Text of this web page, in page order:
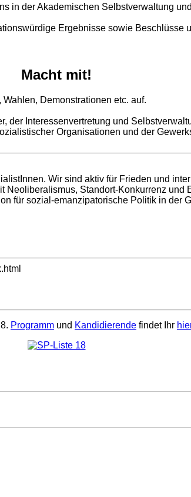
in der Akademischen Selbstverwaltung
Ergebnisse sowie
Macht mit!
Demonstrationen etc. auf.
Interessenvertretung und
Organisationen und der
Wir sind aktiv für Frieden und
Standort-Konkurrenz
für sozial-emanzipatorische Politik in der
Programm und Kandidierende findet Ihr